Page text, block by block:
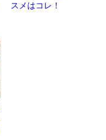
スメはコレ！